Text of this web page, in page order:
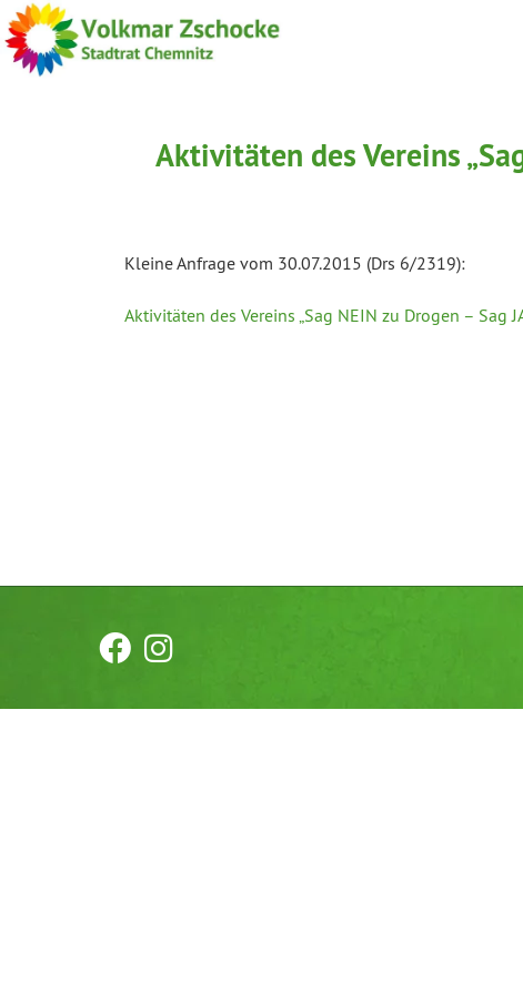
Aktivitäten des Vereins
Kleine Anfrage vom 30.07.2015 (Drs 6/2319):
Aktivitäten des Vereins „Sag NEIN zu Drogen – Sag